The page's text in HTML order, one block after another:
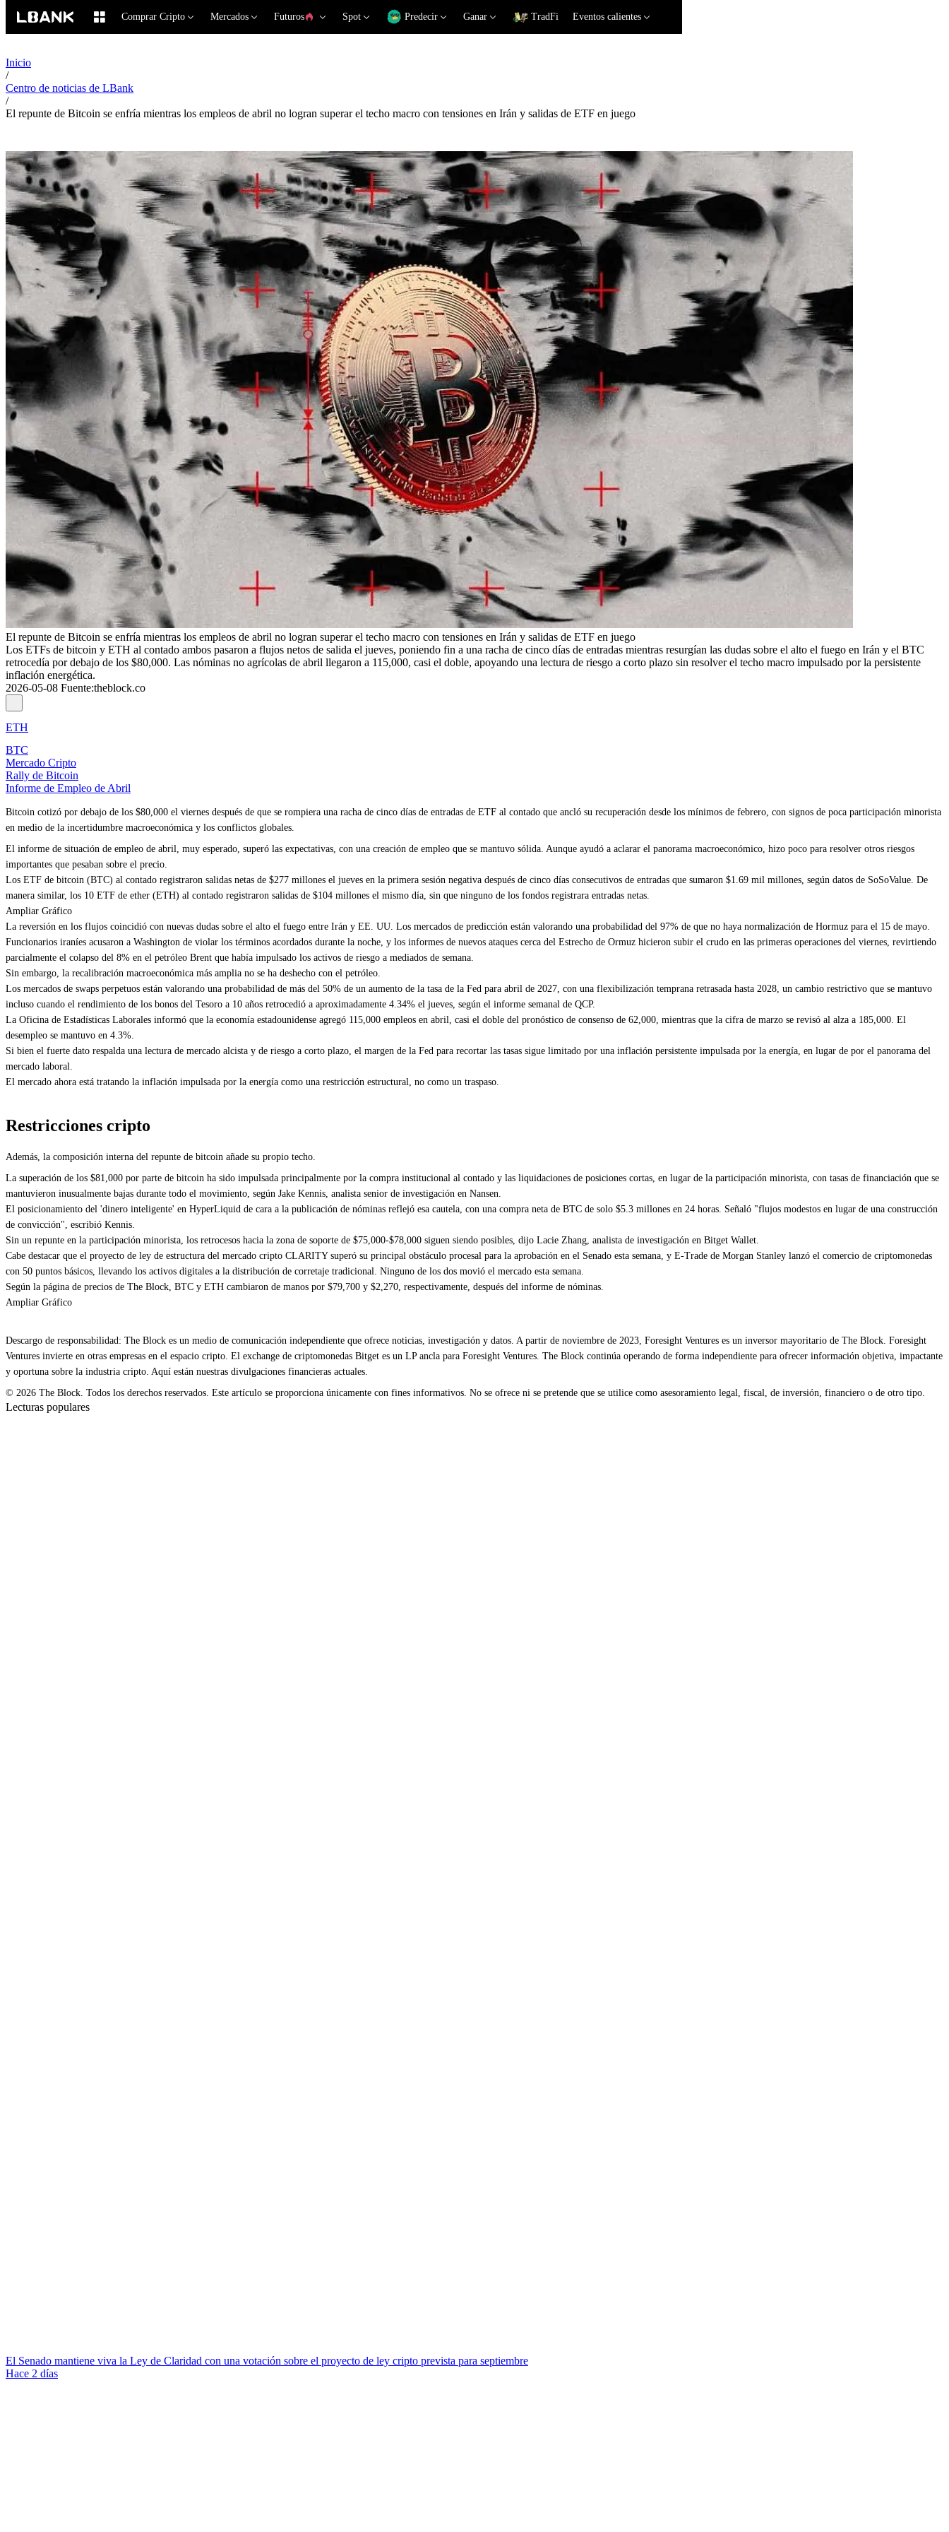
Comprar Cripto Mercados Futuros Spot Predecir Ganar TradFi Eventos calientes
Inicio
/
Centro de noticias de LBank
/
El repunte de Bitcoin se enfría mientras los empleos de abril no logran superar el techo macro con tensiones en Irán y salidas de ETF en juego
El repunte de Bitcoin se enfría mientras los empleos de abril no logran superar el techo macro con tensiones en Irán y salidas de ETF en juego
Los ETFs de bitcoin y ETH al contado ambos pasaron a flujos netos de salida el jueves, poniendo fin a una racha de cinco días de entradas mientras resurgían las dudas sobre el alto el fuego en Irán y el BTC
retrocedía por debajo de los $80,000. Las nóminas no agrícolas de abril llegaron a 115,000, casi el doble, apoyando una lectura de riesgo a corto plazo sin resolver el techo macro impulsado por la persistente
inflación energética.
2026-05-08 Fuente:theblock.co
ETH
BTC
Mercado Cripto
Rally de Bitcoin
Informe de Empleo de Abril
Bitcoin cotizó por debajo de los $80,000 el viernes después de que se rompiera una racha de cinco días de entradas de ETF al contado que ancló su recuperación desde los mínimos de febrero, con signos de poca participación minorista
en medio de la incertidumbre macroeconómica y los conflictos globales.
El informe de situación de empleo de abril, muy esperado, superó las expectativas, con una creación de empleo que se mantuvo sólida. Aunque ayudó a aclarar el panorama macroeconómico, hizo poco para resolver otros riesgos
importantes que pesaban sobre el precio.
Los ETF de bitcoin (BTC) al contado registraron salidas netas de $277 millones el jueves en la primera sesión negativa después de cinco días consecutivos de entradas que sumaron $1.69 mil millones, según datos de SoSoValue. De
manera similar, los 10 ETF de ether (ETH) al contado registraron salidas de $104 millones el mismo día, sin que ninguno de los fondos registrara entradas netas.
Ampliar Gráfico
La reversión en los flujos coincidió con nuevas dudas sobre el alto el fuego entre Irán y EE. UU. Los mercados de predicción están valorando una probabilidad del 97% de que no haya normalización de Hormuz para el 15 de mayo.
Funcionarios iraníes acusaron a Washington de violar los términos acordados durante la noche, y los informes de nuevos ataques cerca del Estrecho de Ormuz hicieron subir el crudo en las primeras operaciones del viernes, revirtiendo
parcialmente el colapso del 8% en el petróleo Brent que había impulsado los activos de riesgo a mediados de semana.
Sin embargo, la recalibración macroeconómica más amplia no se ha deshecho con el petróleo.
Los mercados de swaps perpetuos están valorando una probabilidad de más del 50% de un aumento de la tasa de la Fed para abril de 2027, con una flexibilización temprana retrasada hasta 2028, un cambio restrictivo que se mantuvo
incluso cuando el rendimiento de los bonos del Tesoro a 10 años retrocedió a aproximadamente 4.34% el jueves, según el informe semanal de QCP.
La Oficina de Estadísticas Laborales informó que la economía estadounidense agregó 115,000 empleos en abril, casi el doble del pronóstico de consenso de 62,000, mientras que la cifra de marzo se revisó al alza a 185,000. El
desempleo se mantuvo en 4.3%.
Si bien el fuerte dato respalda una lectura de mercado alcista y de riesgo a corto plazo, el margen de la Fed para recortar las tasas sigue limitado por una inflación persistente impulsada por la energía, en lugar de por el panorama del
mercado laboral.
El mercado ahora está tratando la inflación impulsada por la energía como una restricción estructural, no como un traspaso.
Restricciones cripto
Además, la composición interna del repunte de bitcoin añade su propio techo.
La superación de los $81,000 por parte de bitcoin ha sido impulsada principalmente por la compra institucional al contado y las liquidaciones de posiciones cortas, en lugar de la participación minorista, con tasas de financiación que se
mantuvieron inusualmente bajas durante todo el movimiento, según Jake Kennis, analista senior de investigación en Nansen.
El posicionamiento del 'dinero inteligente' en HyperLiquid de cara a la publicación de nóminas reflejó esa cautela, con una compra neta de BTC de solo $5.3 millones en 24 horas. Señaló "flujos modestos en lugar de una construcción
de convicción", escribió Kennis.
Sin un repunte en la participación minorista, los retrocesos hacia la zona de soporte de $75,000-$78,000 siguen siendo posibles, dijo Lacie Zhang, analista de investigación en Bitget Wallet.
Cabe destacar que el proyecto de ley de estructura del mercado cripto CLARITY superó su principal obstáculo procesal para la aprobación en el Senado esta semana, y E-Trade de Morgan Stanley lanzó el comercio de criptomonedas
con 50 puntos básicos, llevando los activos digitales a la distribución de corretaje tradicional. Ninguno de los dos movió el mercado esta semana.
Según la página de precios de The Block, BTC y ETH cambiaron de manos por $79,700 y $2,270, respectivamente, después del informe de nóminas.
Ampliar Gráfico
Descargo de responsabilidad: The Block es un medio de comunicación independiente que ofrece noticias, investigación y datos. A partir de noviembre de 2023, Foresight Ventures es un inversor mayoritario de The Block. Foresight
Ventures invierte en otras empresas en el espacio cripto. El exchange de criptomonedas Bitget es un LP ancla para Foresight Ventures. The Block continúa operando de forma independiente para ofrecer información objetiva, impactante
y oportuna sobre la industria cripto. Aquí están nuestras divulgaciones financieras actuales.
© 2026 The Block. Todos los derechos reservados. Este artículo se proporciona únicamente con fines informativos. No se ofrece ni se pretende que se utilice como asesoramiento legal, fiscal, de inversión, financiero o de otro tipo.
Lecturas populares
El Senado mantiene viva la Ley de Claridad con una votación sobre el proyecto de ley cripto prevista para septiembre
Hace 2 días